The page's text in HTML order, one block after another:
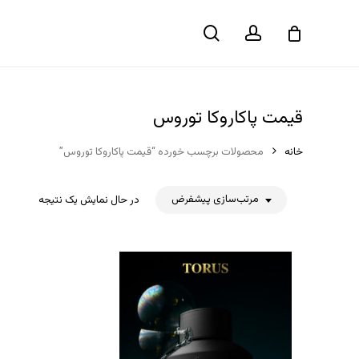
جستجوحساب
کاربری سبد خرید
قیمت پاکاروکا توروس
خانه محصولات برچسب خورده “قیمت پاکاروکا توروس”
در حال نمایش یک نتیجه مرتب‌سازی پیشفرض